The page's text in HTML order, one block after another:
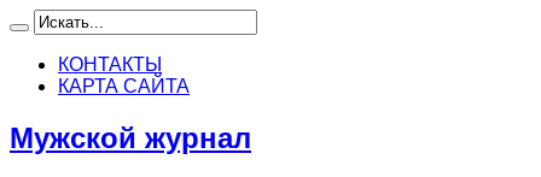
КОНТАКТЫ
КАРТА САЙТА
Мужской журнал